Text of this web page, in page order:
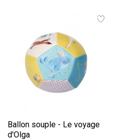
Ballon souple - Le voyage
d'Olga